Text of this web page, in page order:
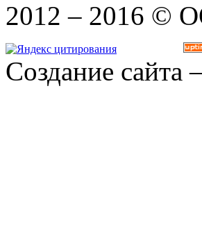
2012 – 2016 ©
Создание сайта